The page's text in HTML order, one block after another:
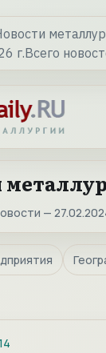
г.Всего
—